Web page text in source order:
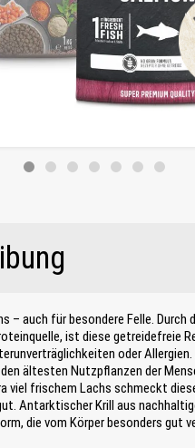
– auch für besondere Felle. Durch
ist diese getreidefreie
oder
ältesten Nutzpflanzen der
frischem Lachs schmeckt
Antarktischer Krill aus
die vom Körper besonders gut